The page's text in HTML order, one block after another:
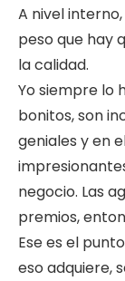
A nivel
peso que hay
la calidad.
Yo siempre lo
bonitos, son
geniales y en
negocio. Las
premios,
Ese es el
eso adquiere,